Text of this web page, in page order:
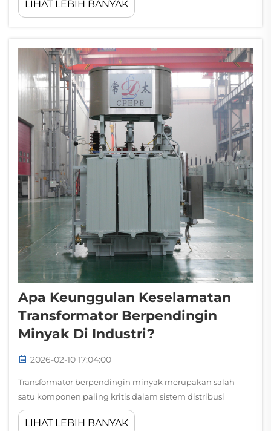
residensial. Tulang punggung jaringan distribusi daya
LIHAT LEBIH BANYAK
Apa Keunggulan Keselamatan
Transformator Berpendingin
Minyak Di Industri?
2026-02-10 17:04:00
Transformator berpendingin minyak merupakan salah
satu komponen paling kritis dalam sistem distribusi
tenaga listrik industri, yang menyediakan karakteristik
keselamatan luar biasa sehingga menjadi tak tergantikan
LIHAT LEBIH BANYAK